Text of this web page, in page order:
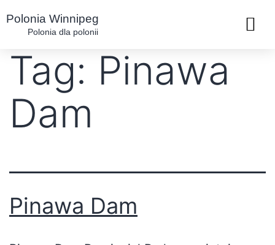
Polonia Winnipeg
Polonia dla polonii
Tag: Pinawa
Dam
Pinawa Dam